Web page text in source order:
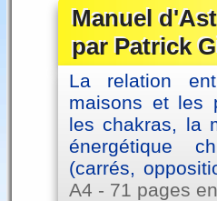
Manuel
par Patrick
La relation
maisons et les
les chakras, la
énergétique
(carrés,
A4 - 71 pages